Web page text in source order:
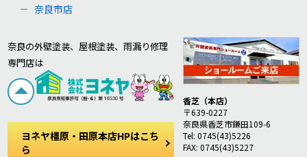
奈良市店
奈良の外壁塗装、屋根塗装、雨漏り修理
専門店は
ヨネヤ橿原・田原本店HPはこち
ら
香芝（本店）
〒639-0227
奈良県香芝市鎌田109-6
Tel: 0745(43)5226
FAX: 0745(43)5227